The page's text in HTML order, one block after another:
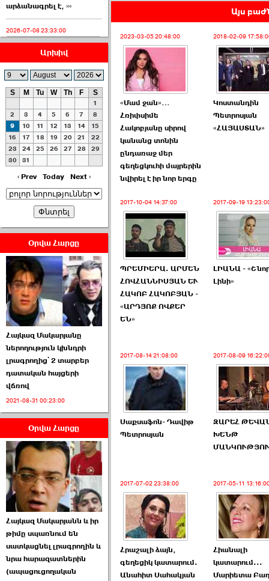
արձանագրել է, ›››
2026-07-08 23:33:00
ՀԱՅԱՊԱՀՊԱՆՈՒԹԻՒՆ՝
ՀԱՒԱՏՔԻ ԵՒ
ԿՐԹՈՒԹԵԱՆ
ՃԱՆԱՊԱՐՀՈՎ ›››
2026-07-06 06:50:00
Ամենաշատը էսօրվանից
էի վախենում.Նիկոլայ
Եղիազարյան ›››
2026-07-05 23:19:00
ՏԵՍԱՆՅՈՒԹ․ Ի՞նչ
իրավիճակ է այս ›››
2026-07-04 10:40:00
Սահմանադրական
դատարանը մերժեց ›››
2026-07-02 00:39:00
Արխիվ
S M Tu W Th F S
1
2
3 4 5 6 7
8
9
10 11 12 13 14
15
16
17 18 19 20 21
22
23
24 25 26 27 28
29
30
31
‹ Prev Today Next ›
Օրվա Հարցը
Հայկազ Մակարյանը
ներողություն կխնդրի
լրագրողից՝ 2 տարբեր
դատական հայցերի
վճռով
2021-08-31 00:23:00
Օրվա Հարցը
Հայկազ Մակարյանն և իր
թիմը սպառնում են
սատկացնել լրագրողին և
նրա հարազատներին
(ապացուցողական
Այս
2023-03-05 20:48:00
«Մամ ջան»…
Հռիփսիմե
Հակոբյանը սիրով
կանանց տոնին
ընդառաջ մեր
գեղեցկուհի մայրերին
նվիրել է իր նոր երգը
2018-02-09
Կոստանդին
Պետրոսյան
«ՀԱՅԱՍՏԱՆ»
2017-10-04 14:37:00
ՊՐԵՄԻԵՐԱ. ԱՐՄԵՆ
ՀՈՎՀԱՆՆԻՍՅԱՆ ԵՒ
ՀԱԿՈԲ ՀԱԿՈԲՅԱՆ -
«ԱՐԴՅՈՔ ՈՎՔԵՐ
ԵՆ»
2017-09-19
ԼԻԱՆԱ -
Լինի»
2017-08-14 21:08:00
Սաքսաֆոն- Դավիթ
Պետրոսյան
2017-08-09
ԶԱՐԵՀ
ԽԵՆԹ
2017-07-02 23:38:00
Հրաշալի ձայն,
գեղեցիկ կատարում.
Անահիտ Սահակյան
2017-05-11
Հիանալի
կատարում...
Մարիետա